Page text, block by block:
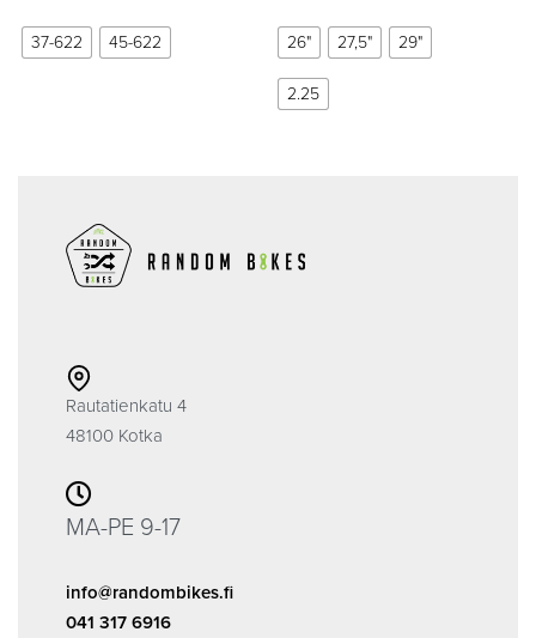
37-622 45-622 26" 27,5" 29"
2.25
Rautatienkatu 4
48100 Kotka
MA-PE 9-17
info@randombikes.fi
041 317 6916